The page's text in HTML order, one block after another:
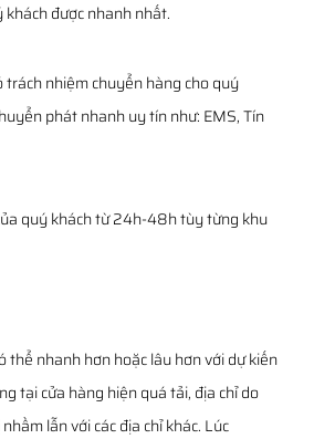
được nhanh nhất.
trách nhiệm chuyển hàng cho quý
phát nhanh uy tín như: EMS, Tín
quý khách từ 24h-48h tùy từng khu
thể nhanh hơn hoặc lâu hơn với dự kiến
tại cửa hàng hiện quá tải, địa chỉ do
lẫn với các địa chỉ khác. Lúc